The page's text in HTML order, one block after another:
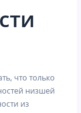
что только
низшей
из